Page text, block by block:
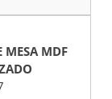
MESA MDF